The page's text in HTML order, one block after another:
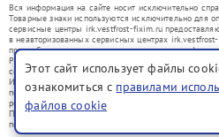
Вся информация на сайте носит исключительно
Товарные знаки используются исключительно для
сервисные центры irk.vestfrost-fixim.ru
в неавторизованных сервисных центрах
правообладателями товарных знаков или их
Ремонт осуществляется для устройств, уже
со статьей 1487 ГК РФ.
Использование товарных знаков не преследует
потребителей в заблуждение, а служит для
ремонту техники указанных брендов.
Представленная на сайте информация не является
положениями Статьи 437(2) Гражданского кодекса РФ
Этот сайт использует файлы
ознакомиться с правилами
файлов cookie